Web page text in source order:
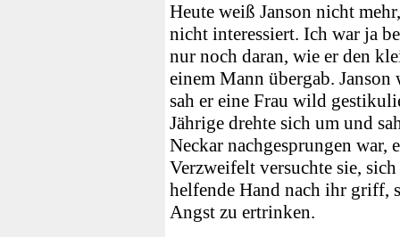
Heute weiß Janson nicht
nicht interessiert. Ich war ja
nur noch daran, wie er den
einem Mann übergab.
sah er eine Frau wild
Jährige drehte sich um und
Neckar nachgesprungen
Verzweifelt versuchte sie,
helfende Hand nach ihr griff,
Angst zu ertrinken.